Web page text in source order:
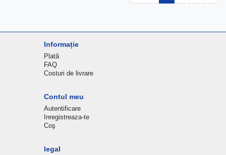
Informație
Plată
FAQ
Costuri de livrare
Contul meu
Autentificare
Inregistreaza-te
Coş
legal